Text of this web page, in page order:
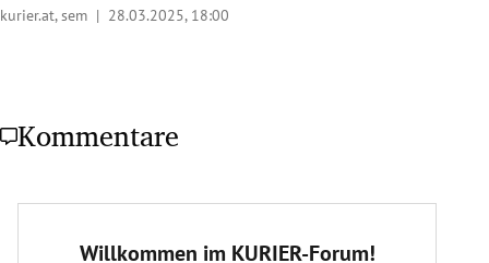
kurier.at, sem | 28.03.2025, 18:00
Kommentare